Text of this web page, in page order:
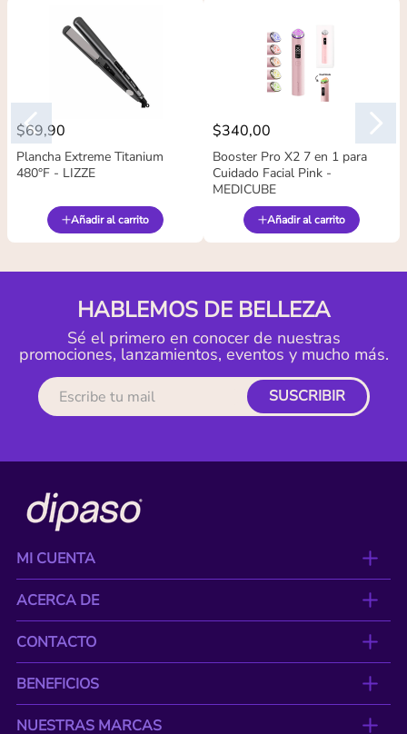
$69,90
Plancha Extreme Titanium
480°F - LIZZE
Añadir al carrito
$340,00
Booster Pro X2 7 en 1 para
Cuidado Facial Pink -
MEDICUBE
Añadir al carrito
HABLEMOS DE BELLEZA
Sé el primero en conocer de nuestras
promociones, lanzamientos, eventos y mucho más.
SUSCRIBIR
MI CUENTA
ACERCA DE
CONTACTO
BENEFICIOS
NUESTRAS MARCAS